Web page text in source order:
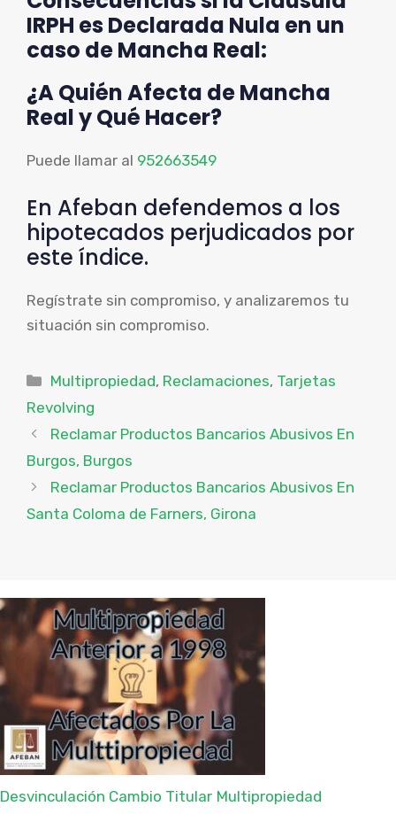
IRPH es Declarada Nula en un
caso de Mancha Real:
¿A Quién Afecta de Mancha
Real y Qué Hacer?
Puede llamar al 952663549
En Afeban defendemos a los
hipotecados perjudicados por
este índice.
Regístrate sin compromiso, y analizaremos tu
situación sin compromiso.
Categorías
Multipropiedad, Reclamaciones, Tarjetas
Revolving
Reclamar Productos Bancarios Abusivos En
Burgos, Burgos
Reclamar Productos Bancarios Abusivos En
Santa Coloma de Farners, Girona
Desvinculación Cambio Titular Multipropiedad